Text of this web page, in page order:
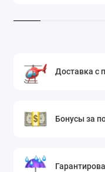
Доставка с
Бонусы за